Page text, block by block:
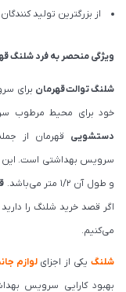
از بزرگترین تولید
ویژگی منحصر به فرد شلنگ
شلنگ توالتقهرمان برای
خود برای محیط مرطوب
دستشویی قهرمان از
سرویس بهداشتی است.
و طول آن 1/2 متر می‌باشد.
اگر قصد خرید شلنگ را
می‌کنیم.
شلنگیکی از اجزایلوازم
بهبود کارایی سرویس